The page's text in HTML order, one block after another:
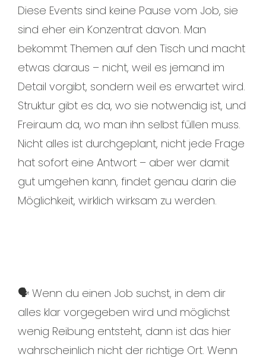
Diese Events sind keine Pause vom Job, sie
sind eher ein Konzentrat davon. Man
bekommt Themen auf den Tisch und macht
etwas daraus – nicht, weil es jemand im
Detail vorgibt, sondern weil es erwartet wird.
Struktur gibt es da, wo sie notwendig ist, und
Freiraum da, wo man ihn selbst füllen muss.
Nicht alles ist durchgeplant, nicht jede Frage
hat sofort eine Antwort – aber wer damit
gut umgehen kann, findet genau darin die
Möglichkeit, wirklich wirksam zu werden.
🗣️ Wenn du einen Job suchst, in dem dir
alles klar vorgegeben wird und möglichst
wenig Reibung entsteht, dann ist das hier
wahrscheinlich nicht der richtige Ort. Wenn